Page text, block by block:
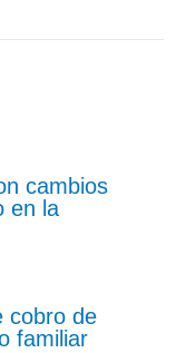
cambios
en la
cobro de
familiar